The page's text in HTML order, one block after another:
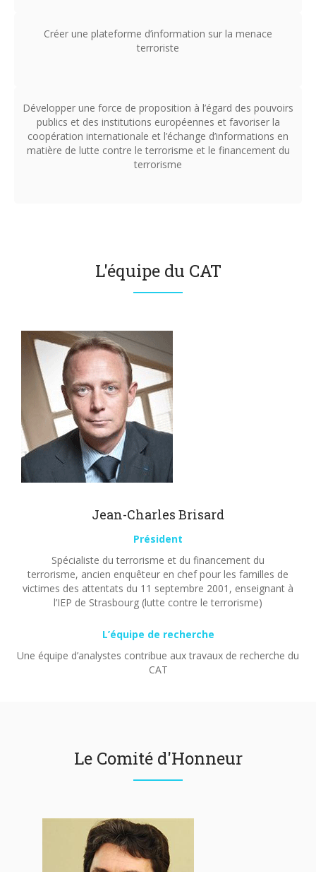
Créer une plateforme d’information sur la menace
terroriste
Développer une force de proposition à l’égard des pouvoirs
publics et des institutions européennes et favoriser la
coopération internationale et l’échange d’informations en
matière de lutte contre le terrorisme et le financement du
terrorisme
L'équipe du CAT
Jean-Charles Brisard
Président
Spécialiste du terrorisme et du financement du
terrorisme, ancien enquêteur en chef pour les familles de
victimes des attentats du 11 septembre 2001, enseignant à
l’IEP de Strasbourg (lutte contre le terrorisme)
L’équipe de recherche
Une équipe d’analystes contribue aux travaux de recherche du
CAT
Le Comité d'Honneur